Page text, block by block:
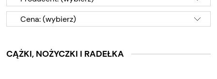
Cena: (wybierz)
CĄŻKI, NOŻYCZKI I RADEŁKA